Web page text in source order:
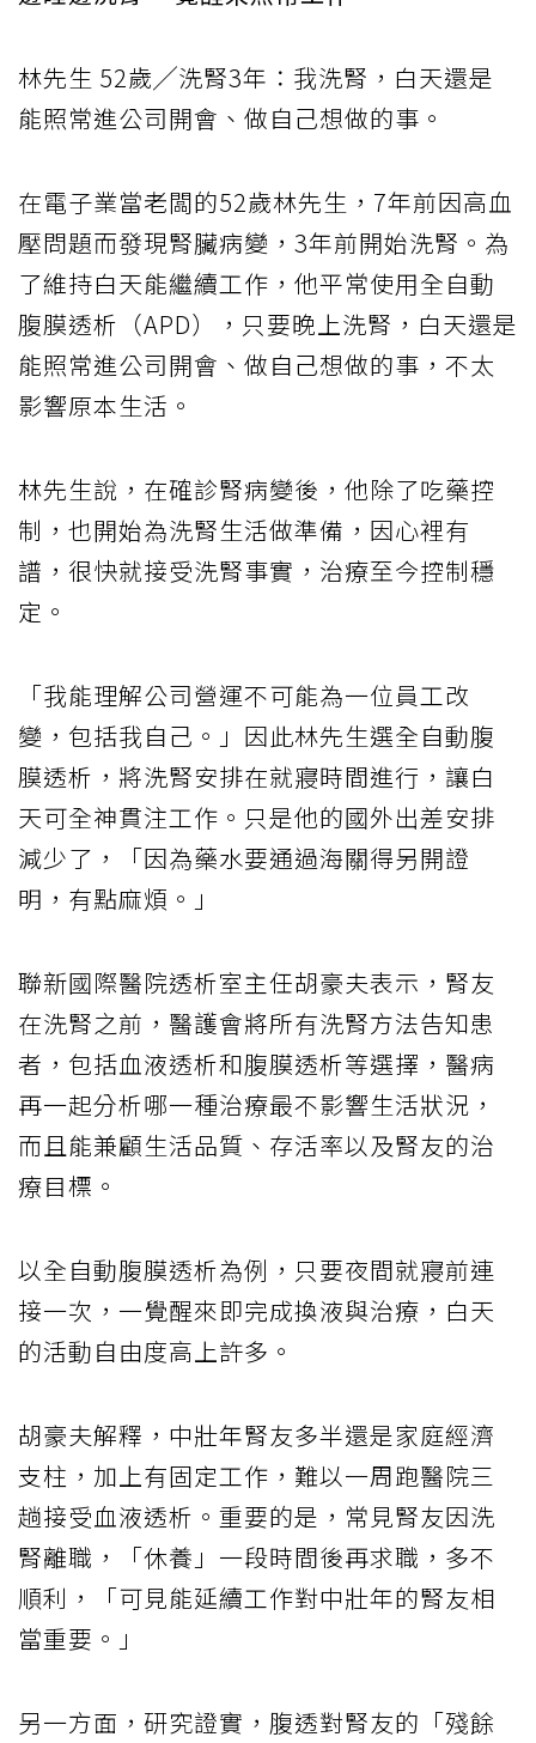
林先生 52歲╱洗腎3年：我洗腎，白天還是
能照常進公司開會、做自己想做的事。
在電子業當老闆的52歲林先生，7年前因高血
壓問題而發現腎臟病變，3年前開始洗腎。為
了維持白天能繼續工作，他平常使用全自動
腹膜透析（APD），只要晚上洗腎，白天還是
能照常進公司開會、做自己想做的事，不太
影響原本生活。
林先生說，在確診腎病變後，他除了吃藥控
制，也開始為洗腎生活做準備，因心裡有
譜，很快就接受洗腎事實，治療至今控制穩
定。
「我能理解公司營運不可能為一位員工改
變，包括我自己。」因此林先生選全自動腹
膜透析，將洗腎安排在就寢時間進行，讓白
天可全神貫注工作。只是他的國外出差安排
減少了，「因為藥水要通過海關得另開證
明，有點麻煩。」
聯新國際醫院透析室主任胡豪夫表示，腎友
在洗腎之前，醫護會將所有洗腎方法告知患
者，包括血液透析和腹膜透析等選擇，醫病
再一起分析哪一種治療最不影響生活狀況，
而且能兼顧生活品質、存活率以及腎友的治
療目標。
以全自動腹膜透析為例，只要夜間就寢前連
接一次，一覺醒來即完成換液與治療，白天
的活動自由度高上許多。
胡豪夫解釋，中壯年腎友多半還是家庭經濟
支柱，加上有固定工作，難以一周跑醫院三
趟接受血液透析。重要的是，常見腎友因洗
腎離職，「休養」一段時間後再求職，多不
順利，「可見能延續工作對中壯年的腎友相
當重要。」
另一方面，研究證實，腹透對腎友的「殘餘